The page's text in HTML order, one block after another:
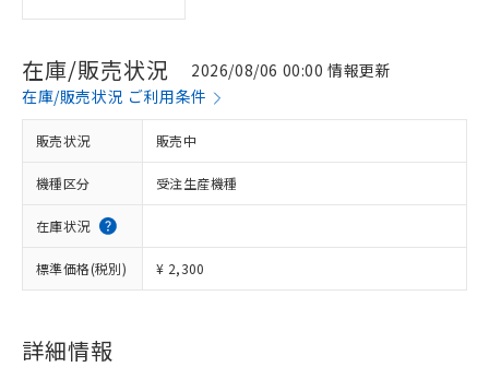
在庫/販売状況
2026/08/06 00:00 情報更新
在庫/販売状況 ご利用条件
販売状況 販売中
機種区分 受注生産機種
在庫状況
標準価格(税別) ¥ 2,300
詳細情報